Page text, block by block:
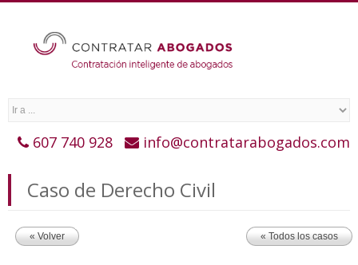
607 740 928 info@contratarabogados.com
Caso de Derecho Civil
« Volver « Todos los casos